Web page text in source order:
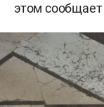
этом сообщает